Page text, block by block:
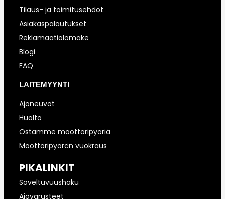
Tilaus- ja toimitusehdot
Asiakaspalautukset
Reklamaatiolomake
Blogi
FAQ
LAITEMYYNTI
Ajoneuvot
Huolto
Ostamme moottoripyöriä
Moottoripyörän vuokraus
PIKALINKIT
Soveltuvuushaku
Ajovarusteet